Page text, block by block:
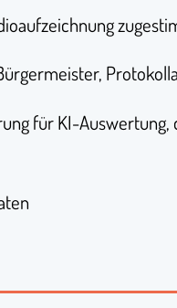
für KI-